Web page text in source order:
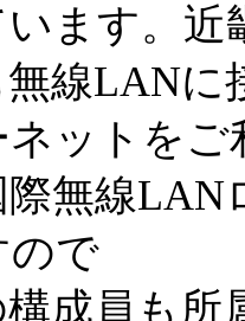
ます。近
線LANに
ネットを
際無線LAN
ので
成員も所